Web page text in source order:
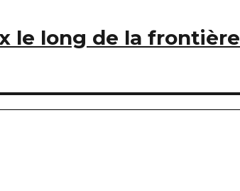
le long de la frontière